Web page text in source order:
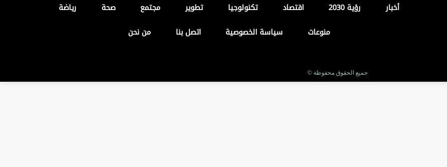
أخبار رؤية 2030 اقتصاد تكنولوجيا تطوير مجتمع صحة
رياضة
منوعات
سياسة الخصوصية اتصل بنا من نحن
جميع الحقوق محفوظة ©